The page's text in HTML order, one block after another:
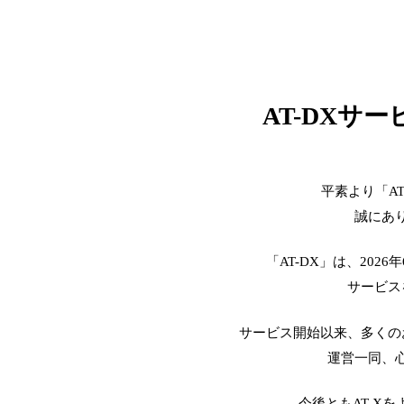
AT-DXサー
平素より「
誠にあ
「AT-DX」は、2026
サービ
サービス開始以来、多く
運営一同、